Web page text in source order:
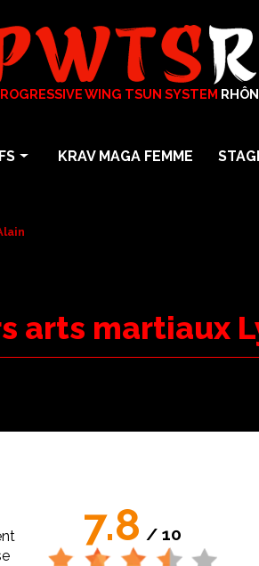
WING TSUN SYSTEM
Self Défense
KRAV MAGA FEMME
arts martiaux
7.8 / 10